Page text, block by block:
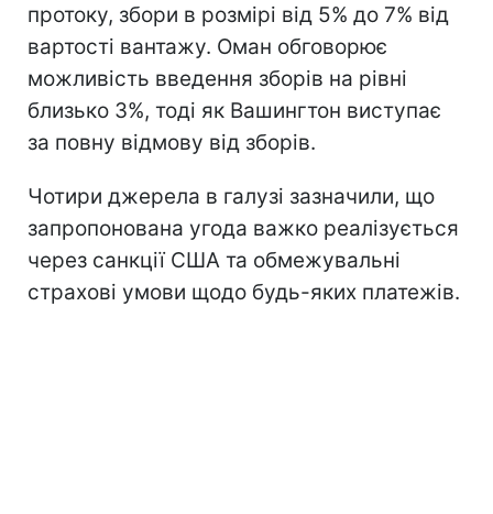
протоку, збори в розмірі від 5% до 7% від
вартості вантажу. Оман обговорює
можливість введення зборів на рівні
близько 3%, тоді як Вашингтон виступає
за повну відмову від зборів.
Чотири джерела в галузі зазначили, що
запропонована угода важко реалізується
через санкції США та обмежувальні
страхові умови щодо будь-яких платежів.